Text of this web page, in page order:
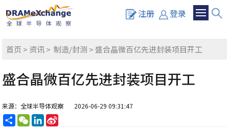
注册 登录
首页 > 资讯>制造/封测 > 盛合晶微百亿先进封装项目开工
盛合晶微百亿先进封装项目开工
来源：全球半导体观察 2026-06-29 09:31:47
分
享
WeChatLinkedIn